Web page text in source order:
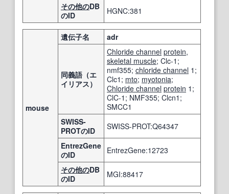
その他のDB
のID
HGNC:381
mouse
遺伝子名 adr
同義語（エ
イリアス）
Chloride channel protein,
skeletal muscle; Clc-1;
nmf355; chloride channel 1;
Clc1; mto; myotonia;
Chloride channel protein 1;
ClC-1; NMF355; Clcn1;
SMCC1
SWISS-
PROTのID
SWISS-PROT:Q64347
EntrezGene
のID
EntrezGene:12723
その他のDB
のID
MGI:88417